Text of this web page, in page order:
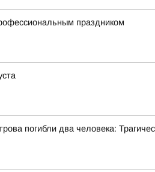
праздником
погибли два человека: